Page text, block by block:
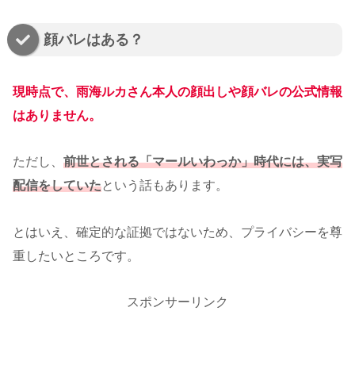
顔バレはある？
現時点で、雨海ルカさん本人の顔出しや顔バレの公式情報
はありません。
ただし、 前世とされる「マールいわっか」時代には、実写
配信をしていたという話もあります。
とはいえ、確定的な証拠ではないため、プライバシーを尊
重したいところです。
スポンサーリンク